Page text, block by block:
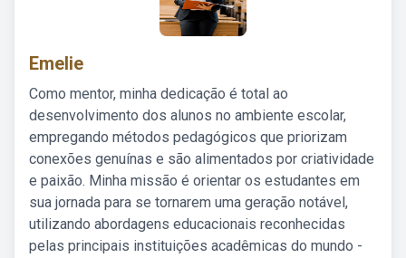
Emelie
Como mentor, minha dedicação é total ao
desenvolvimento dos alunos no ambiente escolar,
empregando métodos pedagógicos que priorizam
conexões genuínas e são alimentados por criatividade
e paixão. Minha missão é orientar os estudantes em
sua jornada para se tornarem uma geração notável,
utilizando abordagens educacionais reconhecidas
pelas principais instituições acadêmicas do mundo -